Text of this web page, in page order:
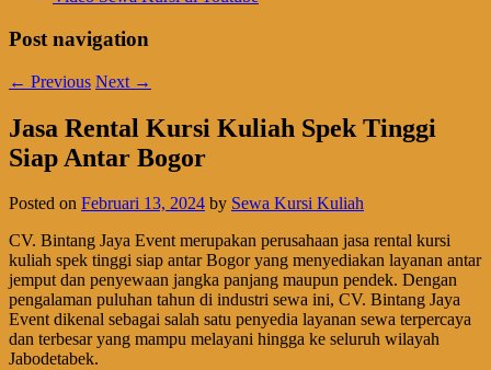
Post navigation
← Previous Next →
Jasa Rental Kursi Kuliah Spek Tinggi
Siap Antar Bogor
Posted on Februari 13, 2024 by Sewa Kursi Kuliah
CV. Bintang Jaya Event merupakan perusahaan jasa rental kursi
kuliah spek tinggi siap antar Bogor yang menyediakan layanan antar
jemput dan penyewaan jangka panjang maupun pendek. Dengan
pengalaman puluhan tahun di industri sewa ini, CV. Bintang Jaya
Event dikenal sebagai salah satu penyedia layanan sewa terpercaya
dan terbesar yang mampu melayani hingga ke seluruh wilayah
Jabodetabek.